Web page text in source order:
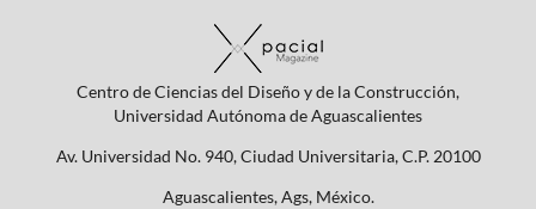
Centro de Ciencias del Diseño y de la Construcción,
Universidad Autónoma de Aguascalientes
Av. Universidad No. 940, Ciudad Universitaria, C.P. 20100
Aguascalientes, Ags, México.